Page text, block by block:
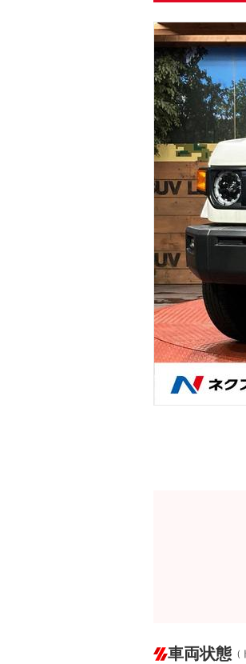
車両状態